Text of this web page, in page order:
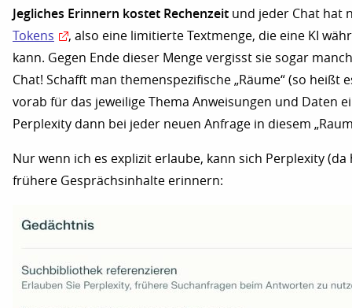
Jegliches Erinnern kostet Rechenzeit und jeder Chat hat
Tokens
, also eine limitierte Textmenge, die eine KI
kann. Gegen Ende dieser Menge vergisst sie sogar
Chat! Schafft man themenspezifische „Räume“ (so heißt
vorab für das jeweilige Thema Anweisungen und Daten
Perplexity dann bei jeder neuen Anfrage in diesem
Nur wenn ich es explizit erlaube, kann sich Perplexity
frühere Gesprächsinhalte erinnern: